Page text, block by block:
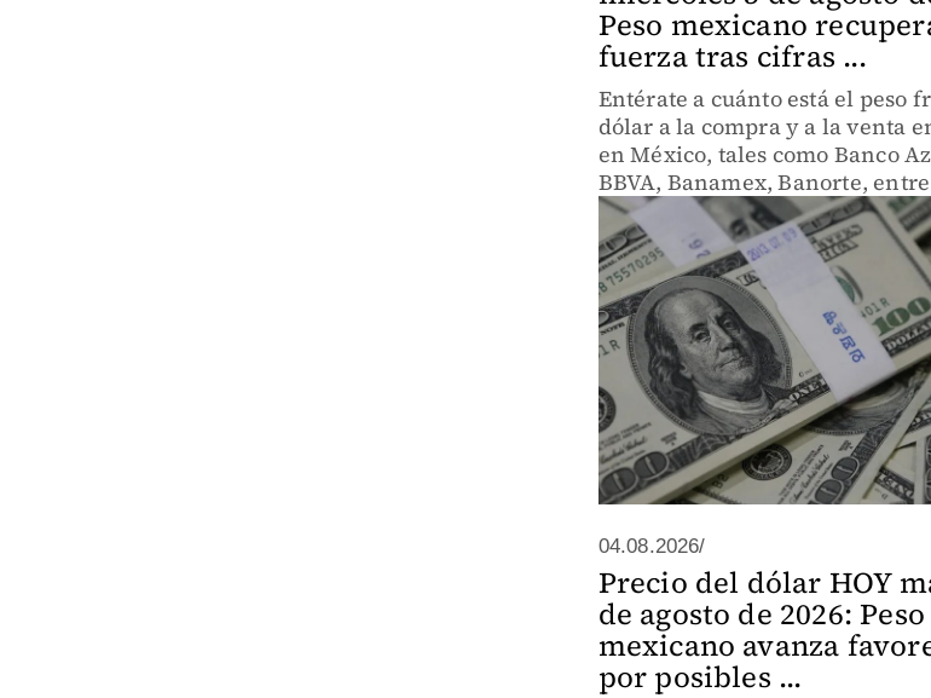
Peso mexicano
fuerza tras cifras ...
Entérate a cuánto está el peso
dólar a la compra y a la venta
en México, tales como Banco
BBVA, Banamex, Banorte,
04.08.2026/
Precio del dólar HOY
de agosto de 2026: Peso
mexicano avanza
por posibles ...